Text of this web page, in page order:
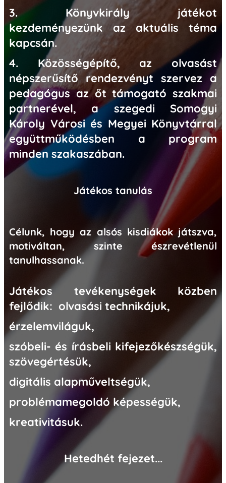
3. Könyvkirály játékot
kezdeményezünk az aktuális téma
kapcsán.
4. Közösségépítő, az olvasást
népszerűsítő rendezvényt szervez a
pedagógus az őt támogató szakmai
partnerével, a szegedi Somogyi
Károly Városi és Megyei Könyvtárral
együttműködésben a program
minden szakaszában.
Játékos tanulás
Célunk, hogy az alsós kisdiákok játszva,
motiváltan, szinte észrevétlenül
tanulhassanak.
Játékos tevékenységek közben
fejlődik: olvasási technikájuk,
érzelemviláguk,
szóbeli- és írásbeli kifejezőkészségük,
szövegértésük,
digitális alapműveltségük,
problémamegoldó képességük,
kreativitásuk.
Hetedhét fejezet...